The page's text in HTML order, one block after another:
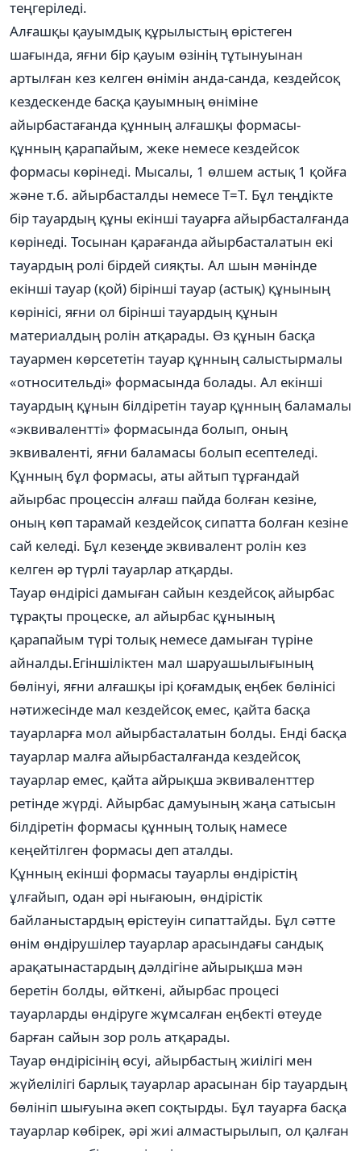
теңгеріледі.
Алғашқы қауымдық құрылыстың өрістеген
шағында, яғни бір қауым өзінің тұтынуынан
артылған кез келген өнімін анда-санда, кездейсоқ
кездескенде басқа қауымның өніміне
айырбастағанда құнның алғашқы формасы-
құнның қарапайым, жеке немесе кездейсок
формасы көрінеді. Мысалы, 1 өлшем астық 1 қойға
және т.б. айырбасталды немесе Т=Т. Бұл теңдікте
бір тауардың құны екінші тауарға айырбасталғанда
көрінеді. Тосынан қарағанда айырбасталатын екі
тауардың ролі бірдей сияқты. Ал шын мәнінде
екінші тауар (қой) бірінші тауар (астық) құнының
көрінісі, яғни ол бірінші тауардың құнын
материалдың ролін атқарады. Өз құнын басқа
тауармен көрсететін тауар құнның салыстырмалы
«относительді» формасында болады. Ал екінші
тауардың құнын білдіретін тауар құнның баламалы
«эквивалентті» формасында болып, оның
эквиваленті, яғни баламасы болып есептеледі.
Құнның бұл формасы, аты айтып тұрғандай
айырбас процессін алғаш пайда болған кезіне,
оның көп тарамай кездейсоқ сипатта болған кезіне
сай келеді. Бұл кезеңде эквивалент ролін кез
келген әр түрлі тауарлар атқарды.
Тауар өндірісі дамыған сайын кездейсоқ айырбас
тұрақты процеске, ал айырбас құнының
қарапайым түрі толық немесе дамыған түріне
айналды.Егіншіліктен мал шаруашылығының
бөлінуі, яғни алғашқы ірі қоғамдық еңбек бөлінісі
нәтижесінде мал кездейсоқ емес, қайта басқа
тауарларға мол айырбасталатын болды. Енді басқа
тауарлар малға айырбасталғанда кездейсоқ
тауарлар емес, қайта айрықша эквиваленттер
ретінде жүрді. Айырбас дамуының жаңа сатысын
білдіретін формасы құнның толық намесе
кеңейтілген формасы деп аталды.
Құнның екінші формасы тауарлы өндірістің
ұлғайып, одан әрі нығаюын, өндірістік
байланыстардың өрістеуін сипаттайды. Бұл сәтте
өнім өндірушілер тауарлар арасындағы сандық
арақатынастардың дәлдігіне айырықша мән
беретін болды, өйткені, айырбас процесі
тауарларды өндіруге жұмсалған еңбекті өтеуде
барған сайын зор роль атқарады.
Тауар өндірісінің өсуі, айырбастың жиілігі мен
жүйелілігі барлық тауарлар арасынан бір тауардың
бөлініп шығуына әкеп соқтырды. Бұл тауарға басқа
тауарлар көбірек, әрі жиі алмастырылып, ол қалған